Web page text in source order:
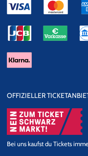
OFFIZIELLER
Bei uns kaufst du Tickets